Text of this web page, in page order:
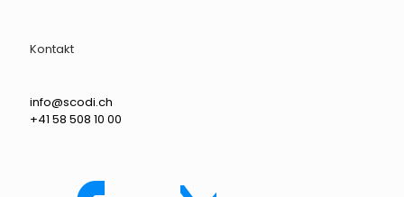
Kontakt
info@scodi.ch
+41 58 508 10 00